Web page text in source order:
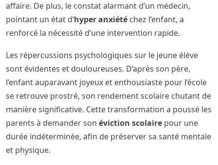
affaire. De plus, le constat alarmant d’un médecin,
pointant un état d’hyper anxiété chez l’enfant, a
renforcé la nécessité d’une intervention rapide.
Les répercussions psychologiques sur le jeune élève
sont évidentes et douloureuses. D’après son père,
l’enfant auparavant joyeux et enthousiaste pour l’école
se retrouve prostré, son rendement scolaire chutant de
manière significative. Cette transformation a poussé les
parents à demander son éviction scolaire pour une
durée indéterminée, afin de préserver sa santé mentale
et physique.